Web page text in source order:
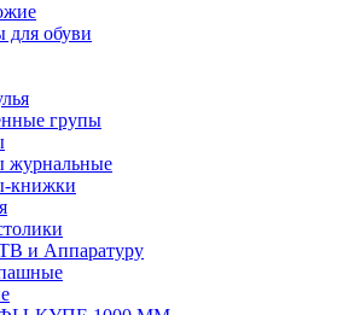
для обуви
групы
журнальные
книжки
и Аппаратуру